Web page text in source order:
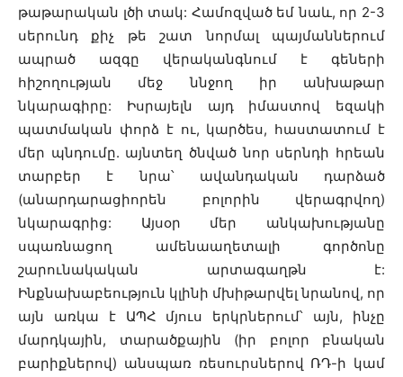
թաթարական լծի տակ: Համոզված եմ նաև, որ 2-3
սերունդ քիչ թե շատ նորմալ պայմաններում
ապրած ազգը վերականգնում է գեների
հիշողության մեջ ննջող իր անխաթար
նկարագիրը: Իսրայելն այդ իմաստով եզակի
պատմական փորձ է ու, կարծես, հաստատում է
մեր պնդումը. այնտեղ ծնված նոր սերնդի հրեան
տարբեր է նրա՝ ավանդական դարձած
(անարդարացիորեն բոլորին վերագրվող)
նկարագրից: Այսօր մեր անկախությանը
սպառնացող ամենաաղետալի գործոնը
շարունակական արտագաղթն է:
Ինքնախաբեություն կլինի մխիթարվել նրանով, որ
այն առկա է ԱՊՀ մյուս երկրներում՝ այն, ինչը
մարդկային, տարածքային (իր բոլոր բնական
բարիքներով) անսպառ ռեսուրսներով ՌԴ-ի կամ